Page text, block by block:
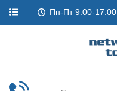
Пн-Пт 9:00-17:00